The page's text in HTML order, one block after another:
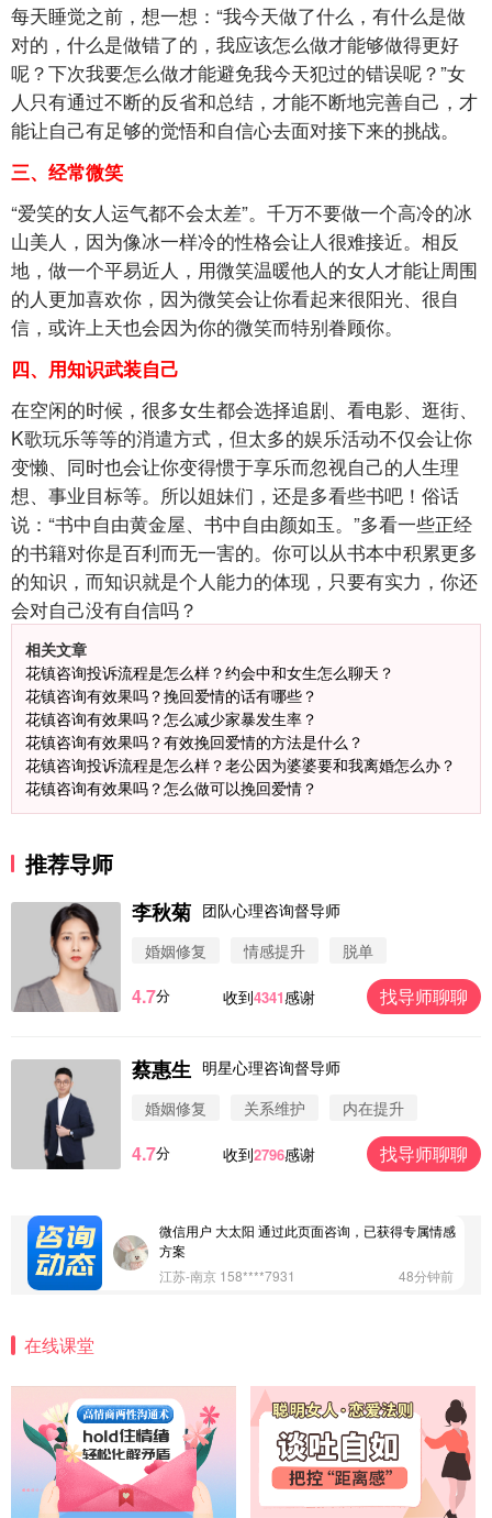
每天睡觉之前，想一想：“我今天做了什么，有什么是做
对的，什么是做错了的，我应该怎么做才能够做得更好
呢？下次我要怎么做才能避免我今天犯过的错误呢？”女
人只有通过不断的反省和总结，才能不断地完善自己，才
能让自己有足够的觉悟和自信心去面对接下来的挑战。
三、经常微笑
“爱笑的女人运气都不会太差”。千万不要做一个高冷的冰
山美人，因为像冰一样冷的性格会让人很难接近。相反
地，做一个平易近人，用微笑温暖他人的女人才能让周围
的人更加喜欢你，因为微笑会让你看起来很阳光、很自
信，或许上天也会因为你的微笑而特别眷顾你。
四、用知识武装自己
在空闲的时候，很多女生都会选择追剧、看电影、逛街、
K歌玩乐等等的消遣方式，但太多的娱乐活动不仅会让你
变懒、同时也会让你变得惯于享乐而忽视自己的人生理
想、事业目标等。所以姐妹们，还是多看些书吧！俗话
说：“书中自由黄金屋、书中自由颜如玉。”多看一些正经
的书籍对你是百利而无一害的。你可以从书本中积累更多
的知识，而知识就是个人能力的体现，只要有实力，你还
会对自己没有自信吗？
相关文章
花镇咨询投诉流程是怎么样？约会中和女生怎么聊天？
花镇咨询有效果吗？挽回爱情的话有哪些？
花镇咨询有效果吗？怎么减少家暴发生率？
花镇咨询有效果吗？有效挽回爱情的方法是什么？
花镇咨询投诉流程是怎么样？老公因为婆婆要和我离婚怎么办？
花镇咨询有效果吗？怎么做可以挽回爱情？
推荐导师
李秋菊 团队心理咨询督导师
婚姻修复
情感提升 脱单
4.7分 收到4341感谢 找导师聊聊
蔡惠生 明星心理咨询督导师
婚姻修复
关系维护 内在提升
4.7分 收到2796感谢 找导师聊聊
微信用户 圆圈 通过此页面咨询，已获得专属情感方
案
微信用户 Vnno 通过此页面咨询，已获得专属情感方
微信用户 大太阳 通过此页面咨询，已获得专属情感
方案
江苏-南京 158****7931
48分钟前
情感方案
北京-朝阳 151****3189
22分钟前
微信用户 巧?媚儿 通过此页面咨询，已获得专属情感
方案
上海-浦东 177****9074
56分钟前
在线课堂